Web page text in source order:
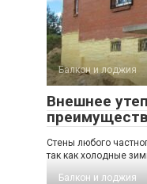
Балкон и лоджия
Внешнее
Стены любого
так как холодные
Балкон и лоджия